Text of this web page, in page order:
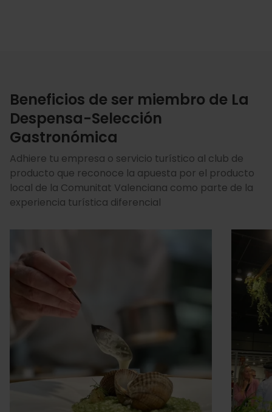
Beneficios de ser miembro de La
Despensa-Selección
Gastronómica
Adhiere tu empresa o servicio turístico al club de
producto que reconoce la apuesta por el producto
local de la Comunitat Valenciana como parte de la
experiencia turística diferencial